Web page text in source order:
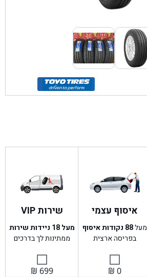
איסוף עצמי
מעל88 נקודות איסוף
בפריסה ארצית
₪ 0
שירות VIP
מעל 18 ניידות שירות
ממתינות לך בדרכים
₪ 699